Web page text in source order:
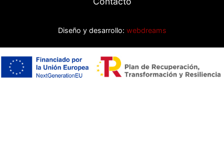
Diseño y desarrollo: webdreams